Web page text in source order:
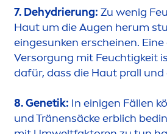
7. Dehydrierung: Zu wenig
Haut um die Augen herum
eingesunken erscheinen.
Versorgung mit Feuchtigkeit
dafür, dass die Haut prall
8. Genetik: In einigen Fällen
und Tränensäcke erblich